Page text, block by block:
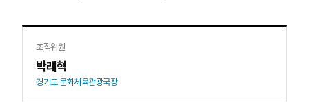
조직위원
박래혁
경기도 문화체육관광국장